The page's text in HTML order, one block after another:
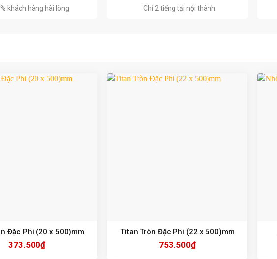
khách hàng hài lòng Chỉ 2 tiếng tại nội thành
Đặc Phi (20 x 500)mm
373.500₫
Titan Tròn Đặc Phi (22 x 500)mm
753.500₫